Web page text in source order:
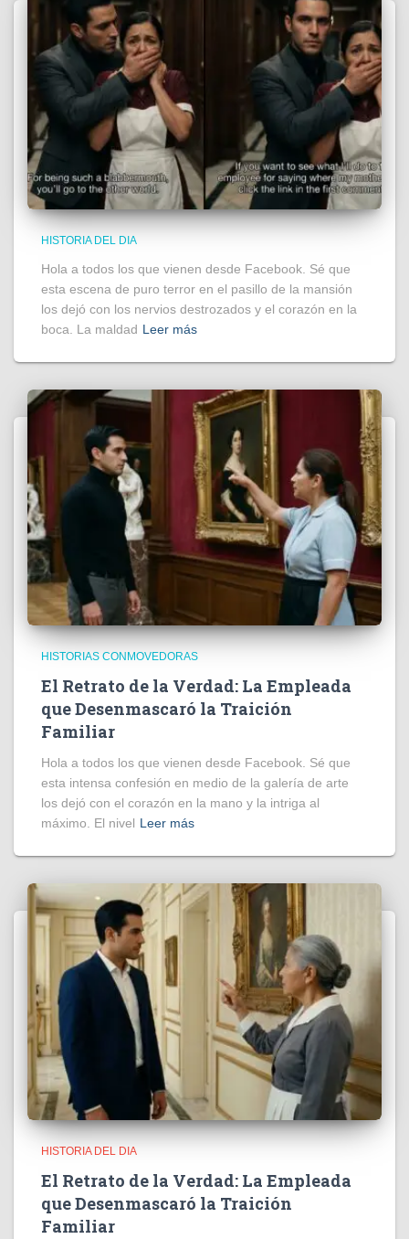
HISTORIA DEL DIA
Hola a todos los que vienen desde Facebook. Sé que
esta escena de puro terror en el pasillo de la mansión
los dejó con los nervios destrozados y el corazón en la
boca. La maldad Leer más
HISTORIAS CONMOVEDORAS
El Retrato de la Verdad: La Empleada
que Desenmascaró la Traición
Familiar
Hola a todos los que vienen desde Facebook. Sé que
esta intensa confesión en medio de la galería de arte
los dejó con el corazón en la mano y la intriga al
máximo. El nivel Leer más
HISTORIA DEL DIA
El Retrato de la Verdad: La Empleada
que Desenmascaró la Traición
Familiar